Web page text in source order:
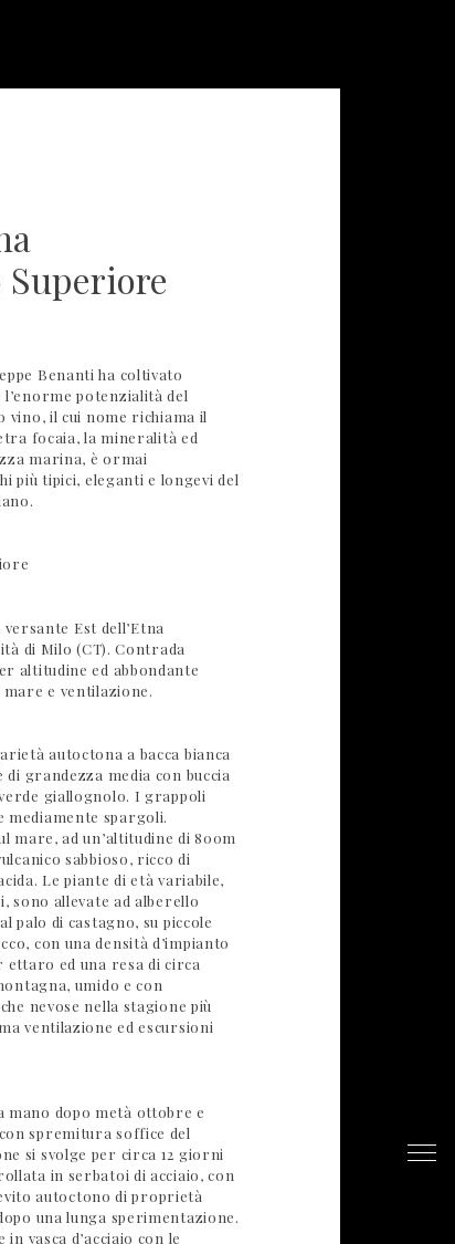
Superiore
Benanti ha coltivato
potenzialità del
vino, il cui nome richiama il
focaia, la mineralità ed
marina, è ormai
più tipici, eleganti e longevi del
versante Est dell’Etna
di Milo (CT). Contrada
altitudine ed abbondante
e ventilazione.
autoctona a bacca bianca
di grandezza media con buccia
giallognolo. I grappoli
mediamente spargoli.
mare, ad un’altitudine di 800m
sabbioso, ricco di
Le piante di età variabile,
sono allevate ad alberello
palo di castagno, su piccole
con una densità d’impianto
ettaro ed una resa di circa
umido e con
nevose nella stagione più
ventilazione ed escursioni
mano dopo metà ottobre e
spremitura soffice del
si svolge per circa 12 giorni
in serbatoi di acciaio, con
autoctono di proprietà
una lunga sperimentazione.
vasca d’acciaio con le